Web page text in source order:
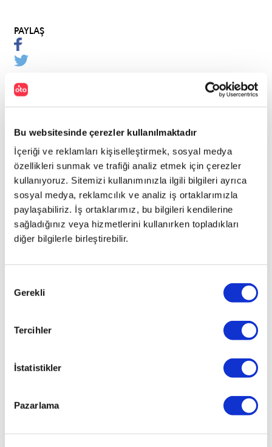
Bu websitesinde çerezler kullanılmaktadır
İçeriği ve reklamları kişiselleştirmek, sosyal medya
özellikleri sunmak ve trafiği analiz etmek için çerezler
kullanıyoruz. Sitemizi kullanımınızla ilgili bilgileri ayrıca
sosyal medya, reklamcılık ve analiz iş ortaklarımızla
paylaşabiliriz. İş ortaklarımız, bu bilgileri kendilerine
sağladığınız veya hizmetlerini kullanırken topladıkları
diğer bilgilerle birleştirebilir.
Seçimi
Gerekli
Tercihler
İstatistikler
Pazarlama
PAYLAŞ